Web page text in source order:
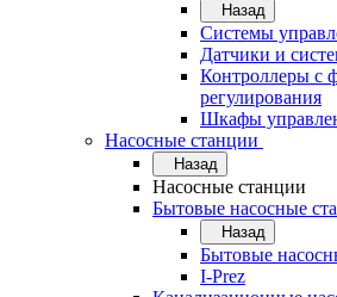
Назад
Системы
Датчики и
Контроллеры с
регулирования
Шкафы
Насосные станции
Назад
Насосные станции
Бытовые насосные
Назад
Бытовые
I-Prez